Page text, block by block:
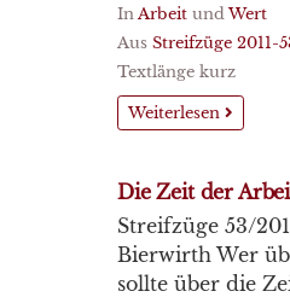
In Arbeit undWert
Aus Streifzüge 2011-
Textlänge kurz
Weiterlesen
Die Zeit der
Streifzüge 53/
Bierwirth Wer
sollte über die